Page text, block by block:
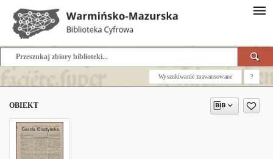
Wyszukiwanie zaawansowane ?
OBIEKT